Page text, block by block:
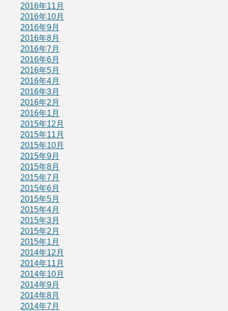
2016年11月
2016年10月
2016年9月
2016年8月
2016年7月
2016年6月
2016年5月
2016年4月
2016年3月
2016年2月
2016年1月
2015年12月
2015年11月
2015年10月
2015年9月
2015年8月
2015年7月
2015年6月
2015年5月
2015年4月
2015年3月
2015年2月
2015年1月
2014年12月
2014年11月
2014年10月
2014年9月
2014年8月
2014年7月